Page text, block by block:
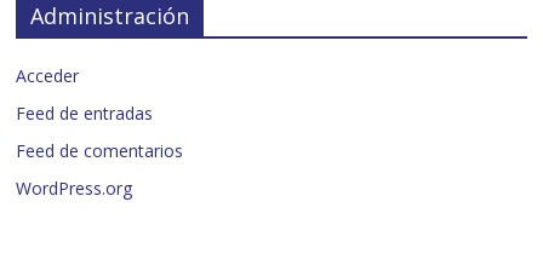
Administración
Acceder
Feed de entradas
Feed de comentarios
WordPress.org